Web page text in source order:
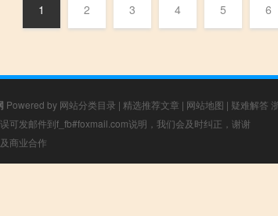
1 2 3 4 5 6
Powered by 网站分类目录 | 精选推荐文章 | 网站地图 | 疑难解答
可发邮件到f_fb#foxmail.com说明，我们会及时纠正，谢谢
商业合作